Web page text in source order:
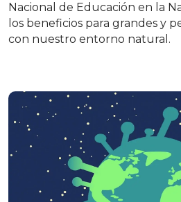
Nacional de Educación en la
los beneficios para grandes y
con nuestro entorno natural.